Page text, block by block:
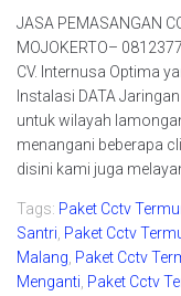
JASA PEMASANGAN
MOJOKERTO–
CV. Internusa Optima
Instalasi DATA
untuk wilayah
menangani beberapa
disini kami juga
Tags: Paket Cctv
Santri Paket Cctv
Malang Paket Cctv
Menganti Paket Cctv